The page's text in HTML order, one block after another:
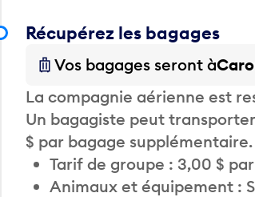
Récupérez les bagages
Vos bagages seront à
La compagnie aérienne est
Un bagagiste peut
$ par bagage
Tarif de groupe : 3,00 $
Animaux et équipement :